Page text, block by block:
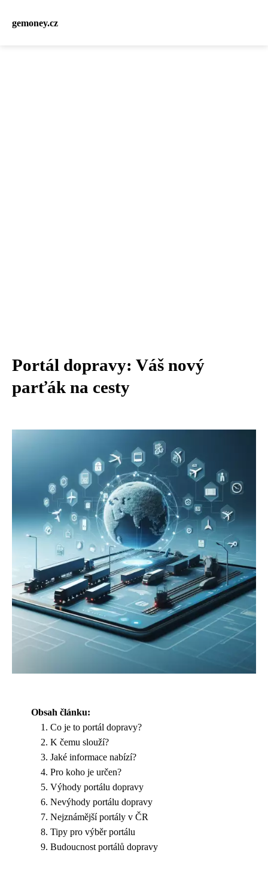
gemoney.cz
Portál dopravy: Váš nový
parťák na cesty
Obsah článku:
Co je to portál dopravy?
K čemu slouží?
Jaké informace nabízí?
Pro koho je určen?
Výhody portálu dopravy
Nevýhody portálu dopravy
Nejznámější portály v ČR
Tipy pro výběr portálu
Budoucnost portálů dopravy